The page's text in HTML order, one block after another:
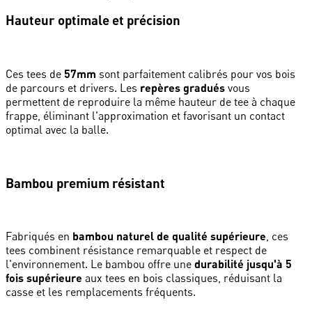
Hauteur optimale et précision
Ces tees de 57mm sont parfaitement calibrés pour vos bois
de parcours et drivers. Les repères gradués vous
permettent de reproduire la même hauteur de tee à chaque
frappe, éliminant l'approximation et favorisant un contact
optimal avec la balle.
Bambou premium résistant
Fabriqués en bambou naturel de qualité supérieure, ces
tees combinent résistance remarquable et respect de
l'environnement. Le bambou offre une durabilité jusqu'à 5
fois supérieure aux tees en bois classiques, réduisant la
casse et les remplacements fréquents.